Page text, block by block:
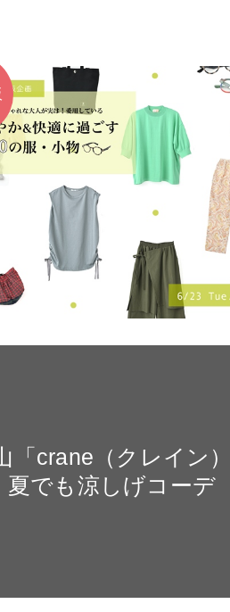
「crane（クレイン）
夏でも涼しげコーデ